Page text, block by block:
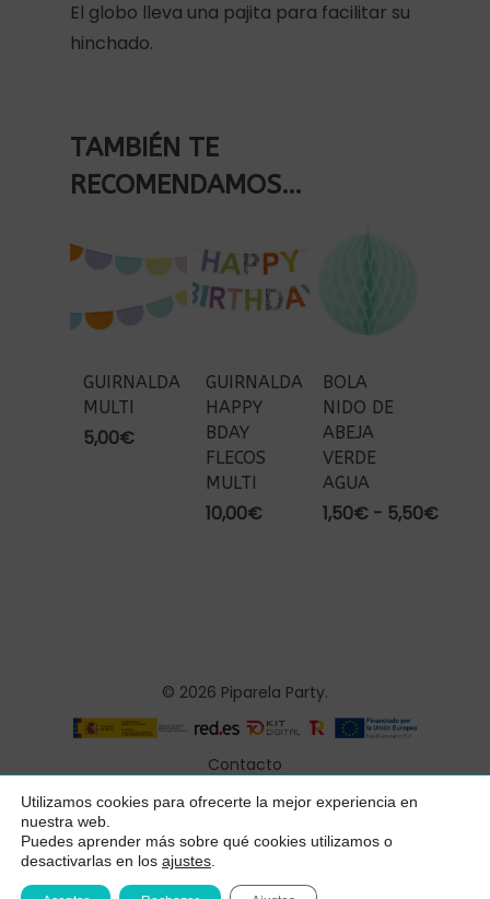
Subtotal: 0,00
Ver Carrito
El globo lleva una pajita para facilitar su
hinchado.
TAMBIÉN TE
RECOMENDAMOS…
GUIRNALDA
MULTI
5,00€
GUIRNALDA
HAPPY
BDAY
FLECOS
MULTI
10,00€
BOLA
NIDO DE
ABEJA
VERDE
AGUA
1,50€ - 5,50€
© 2026 Piparela Party.
Contacto
Aviso legal
Política de privacidad
Condiciones generales
Utilizamos cookies para ofrecerte la mejor experiencia en
nuestra web.
Puedes aprender más sobre qué cookies utilizamos o
desactivarlas en los ajustes